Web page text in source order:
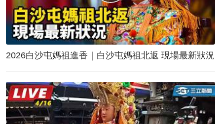
2026白沙屯媽祖進香｜白沙屯媽祖北返 現場最新狀況